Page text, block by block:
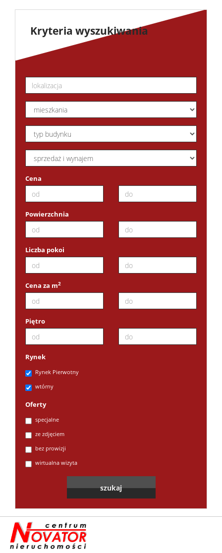
Kryteria wyszukiwania
Cena
Powierzchnia
Liczba pokoi
Cena za m2
Piętro
Rynek
Rynek Pierwotny
wtórny
Oferty
specjalne
ze zdjęciem
bez prowizji
wirtualna wizyta